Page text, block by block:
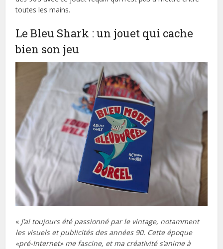
toutes les mains.
Le Bleu Shark : un jouet qui cache
bien son jeu
« J’ai toujours été passionné par le vintage, notamment
les visuels et publicités des années 90. Cette époque
«pré-Internet» me fascine, et ma créativité s’anime à